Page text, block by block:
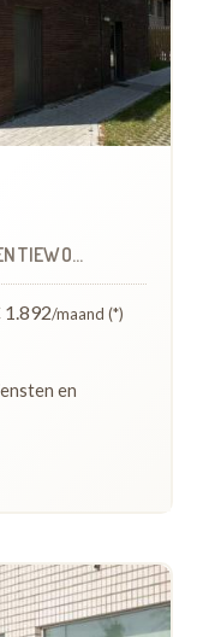
1.892/maand (*)
en